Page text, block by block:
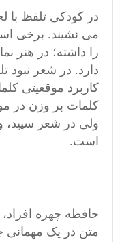
در کودکی تلفظ با
می نشیند. برخی
را داشته؛ در هنر
دارد. در شعر نبود
کاربرد موقعیتی
کلمات بر وزن در
ولی در شعر سپید،
است.
حافظه چهره
متن در یک مهمانی